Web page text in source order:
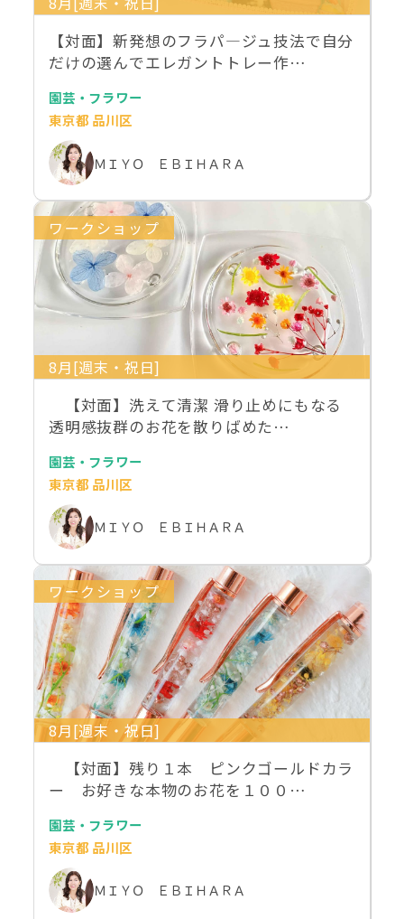
【対面】新発想のフラパ―ジュ技法で自分
だけの選んでエレガントトレー作…
園芸・フラワー
東京都 品川区
ＭＩＹＯ ＥＢＩＨＡＲＡ
ワークショップ
8月[週末・祝日]
【対面】洗えて清潔 滑り止めにもなる
透明感抜群のお花を散りばめた…
園芸・フラワー
東京都 品川区
ＭＩＹＯ ＥＢＩＨＡＲＡ
ワークショップ
8月[週末・祝日]
【対面】残り１本 ピンクゴールドカラ
ー お好きな本物のお花を１００…
園芸・フラワー
東京都 品川区
ＭＩＹＯ ＥＢＩＨＡＲＡ